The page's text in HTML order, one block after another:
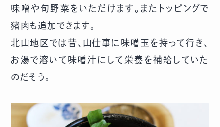
味噌や旬野菜をいただけます。またトッピングで
猪肉も追加できます。
北山地区では昔、山仕事に味噌玉を持って行き、
お湯で溶いて味噌汁にして栄養を補給していた
のだそう。